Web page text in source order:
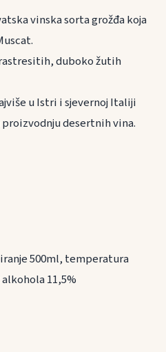
vinska sorta grožđa koja
duboko žutih
u Istri i sjevernoj Italiji
desertnih vina.
500ml, temperatura
11,5%